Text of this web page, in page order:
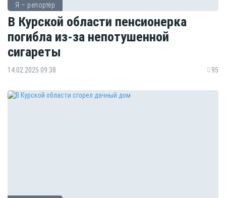
Я – репортёр
В Курской области пенсионерка
погибла из-за непотушенной
сигареты
14.02.2025 09:38 95